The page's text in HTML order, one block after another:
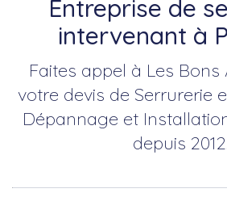
Entreprise de
intervenant à
Faites appel à Les
votre devis de Serrurerie
Dépannage et
depuis 2012.